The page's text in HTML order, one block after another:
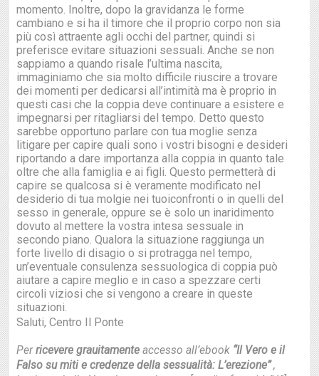
momento. Inoltre, dopo la gravidanza le forme
cambiano e si ha il timore che il proprio corpo non sia
più così attraente agli occhi del partner, quindi si
preferisce evitare situazioni sessuali. Anche se non
sappiamo a quando risale l’ultima nascita,
immaginiamo che sia molto difficile riuscire a trovare
dei momenti per dedicarsi all’intimità ma è proprio in
questi casi che la coppia deve continuare a esistere e
impegnarsi per ritagliarsi del tempo. Detto questo
sarebbe opportuno parlare con tua moglie senza
litigare per capire quali sono i vostri bisogni e desideri
riportando a dare importanza alla coppia in quanto tale
oltre che alla famiglia e ai figli. Questo permetterà di
capire se qualcosa si è veramente modificato nel
desiderio di tua molgie nei tuoiconfronti o in quelli del
sesso in generale, oppure se è solo un inaridimento
dovuto al mettere la vostra intesa sessuale in
secondo piano. Qualora la situazione raggiunga un
forte livello di disagio o si protragga nel tempo,
un’eventuale consulenza sessuologica di coppia può
aiutare a capire meglio e in caso a spezzare certi
circoli viziosi che si vengono a creare in queste
situazioni.
Saluti, Centro Il Ponte
Perricevere grauitamenteaccesso all’ebook “Il Vero e il
Falso su miti e credenze della sessualità: L’erezione”,